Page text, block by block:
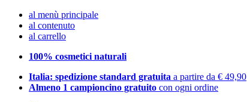
al menù principale
al contenuto
al carrello
100% cosmetici naturali
Italia: spedizione standard gratuita a partire da € 49,90
Almeno 1 campioncino gratuito con ogni ordine